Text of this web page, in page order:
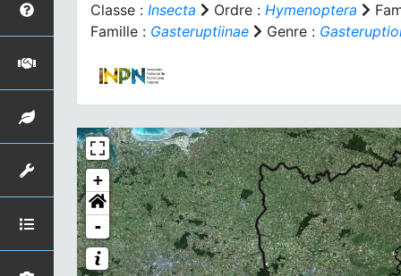
Classe : Insecta Ordre : Hymenoptera
Famille : Gasteruptiinae Genre :
+
-